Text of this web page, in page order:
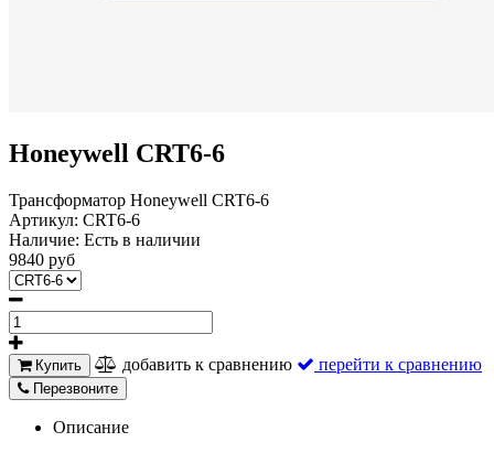
Honeywell CRT6-6
Трансформатор Honeywell CRT6-6
Артикул: CRT6-6
Наличие: Есть в наличии
9840 руб
Купить добавить к сравнению перейти к сравнению
Перезвоните
Описание